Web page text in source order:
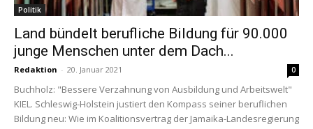
Politik
Land bündelt berufliche Bildung für 90.000
junge Menschen unter dem Dach...
Redaktion - 20. Januar 2021 0
Buchholz: "Bessere Verzahnung von Ausbildung und Arbeitswelt"
KIEL. Schleswig-Holstein justiert den Kompass seiner beruflichen
Bildung neu: Wie im Koalitionsvertrag der Jamaika-Landesregierung